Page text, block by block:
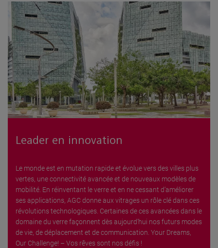
Leader en innovation
Le monde est en mutation rapide et évolue vers des villes plus
vertes, une connectivité avancée et de nouveaux modèles de
mobilité. En réinventant le verre et en ne cessant d’améliorer
ses applications, AGC donne aux vitrages un rôle clé dans ces
révolutions technologiques. Certaines de ces avancées dans le
domaine du verre façonnent dès aujourd’hui nos futurs modes
de vie, de déplacement et de communication. Your Dreams,
Our Challenge! – Vos rêves sont nos défis !